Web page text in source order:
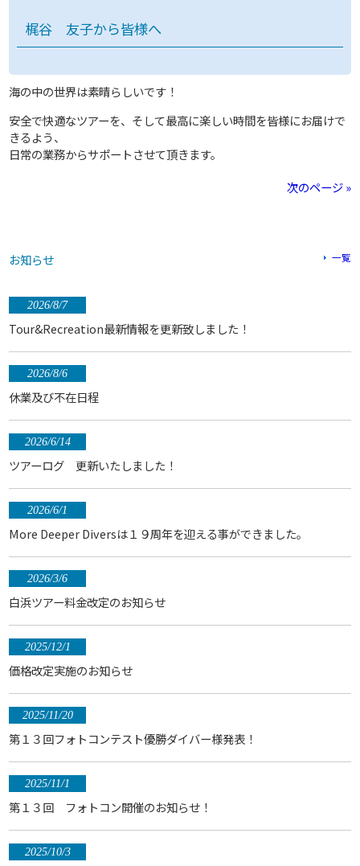
梶谷 友子から皆様へ
海の中の世界は素晴らしいです！
安全で快適なツアーを、そして最高に楽しい時間を皆様にお届けで
きるよう、
日常の業務からサポートさせて頂きます。
次のページ »
お知らせ 一覧
2026/8/7
Tour&Recreation最新情報を更新致しました！
2026/8/6
休業及び不在日程
2026/6/14
ツアーログ 更新いたしました！
2026/6/1
More Deeper Diversは１９周年を迎える事ができました。
2026/3/6
白浜ツアー料金改定のお知らせ
2025/12/1
価格改定実施のお知らせ
2025/11/20
第１３回フォトコンテスト優勝ダイバー様発表！
2025/11/1
第１３回 フォトコン開催のお知らせ！
2025/10/3